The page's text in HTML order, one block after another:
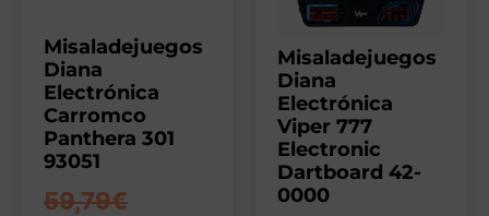
Misaladejuegos
Diana
Electrónica
Carromco
Panthera 301
93051
59,79€
Misaladejuegos
Diana
Electrónica
Viper 777
Electronic
Dartboard 42-
0000